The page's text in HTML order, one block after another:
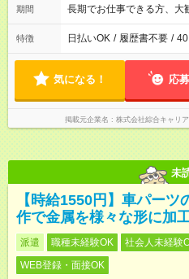
期間 長期でお仕事できる方、大
特徴 日払いOK / 履歴書不要 /
気になる！ 応
掲載元企業名 株式会社綜合キャリ
未
【時給1550円】車パー
作で金属を様々な形に加
派遣 職種未経験OK 社会人未経験
WEB登録・面接OK